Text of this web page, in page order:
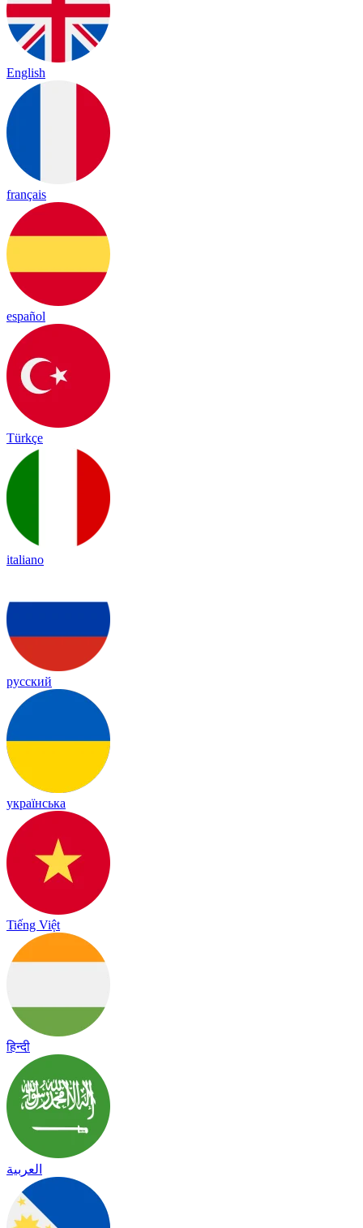
English
français
español
Türkçe
italiano
русский
українська
Tiếng Việt
हिन्दी
العربية